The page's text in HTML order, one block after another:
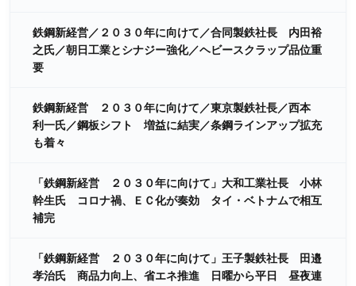
鉄鋼新経営／２０３０年に向けて／合同製鉄社長 内田裕
之氏／朝日工業とシナジー強化／ヘビースクラップ品位重
要
鉄鋼新経営 ２０３０年に向けて／東京製鉄社長／西本
利一氏／鋼板シフト 増益に結実／条鋼ラインアップ拡充
も着々
「鉄鋼新経営 ２０３０年に向けて」大和工業社長 小林
幹生氏 コロナ禍、ＥＣ化が奏効 タイ・ベトナムで相互
補完
「鉄鋼新経営 ２０３０年に向けて」王子製鉄社長 田邉
孝治氏 商品力向上、省エネ推進 日曜から平日 昼夜連